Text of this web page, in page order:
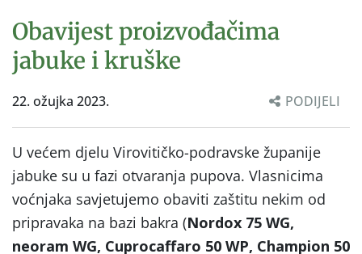
Obavijest proizvođačima
jabuke i kruške
22. ožujka 2023. PODIJELI
U većem djelu Virovitičko-podravske županije
jabuke su u fazi otvaranja pupova. Vlasnicima
voćnjaka savjetujemo obaviti zaštitu nekim od
pripravaka na bazi bakra (Nordox 75 WG,
neoram WG, Cuprocaffaro 50 WP, Champion 50